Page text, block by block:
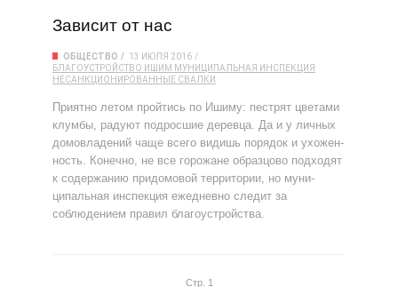
Зависит от нас
ОБЩЕСТВО
13 ИЮЛЯ 2016
БЛАГОУСТРОЙСТВО ИШИМ МУНИЦИПАЛЬНАЯ ИНСПЕКЦИЯ
НЕСАНКЦИОНИРОВАННЫЕ СВАЛКИ
Приятно летом пройтись по Ишиму: пестрят цветами
клумбы, радуют подросшие деревца. Да и у личных
домовладений чаще всего видишь порядок и ухожен­
ность. Конечно, не все горожане образцово подходят
к содержанию придомовой территории, но муни­
ципальная инспекция ежедневно следит за
соблюдением правил благоустройства.
Стр. 1